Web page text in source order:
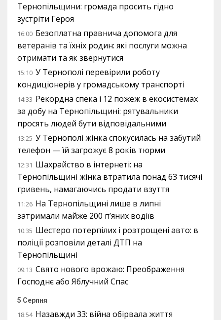
Тернопільщини: громада просить гідно
зустріти Героя
16:00 Безоплатна правнича допомога для
ветеранів та їхніх родин: які послуги можна
отримати та як звернутися
15:10 У Тернополі перевірили роботу
кондиціонерів у громадському транспорті
14:33 Рекордна спека і 12 пожеж в екосистемах
за добу на Тернопільщині: рятувальники
просять людей бути відповідальними
13:25 У Тернополі жінка спокусилась на забутий
телефон — їй загрожує 8 років тюрми
12:31 Шахрайство в інтернеті: на
Тернопільщині жінка втратила понад 63 тисячі
гривень, намагаючись продати взуття
11:26 На Тернопільщині лише в липні
затримали майже 200 п’яних водіїв
10:35 Шестеро потерпілих і розтрощені авто: в
поліції розповіли деталі ДТП на
Тернопільщині
09:13 Свято нового врожаю: Преображення
Господнє або Яблучний Спас
5 Серпня
18:54 Назавжди 33: війна обірвала життя